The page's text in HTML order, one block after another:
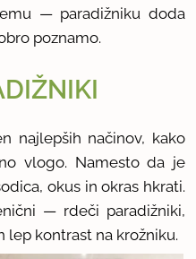
— paradižniku doda
poznamo.
najlepših načinov, kako
vlogo. Namesto da je
okus in okras hkrati.
— rdeči paradižniki,
lep kontrast na krožniku.